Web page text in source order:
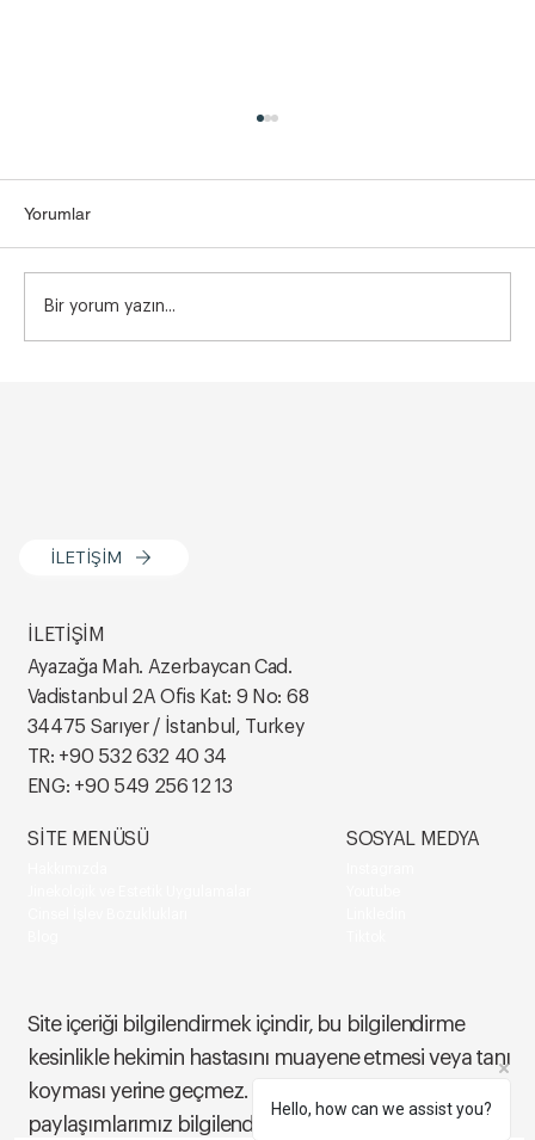
Yorumlar
Bir yorum yazın...
İLETİŞİM
Ayazağa Mah. Azerbaycan Cad.
Vadistanbul 2A Ofis Kat: 9 No: 68
34475 Sarıyer / İstanbul, Turkey
TR: +90 532 632 40 34
ENG: +90 549 256 12 13
İLETİŞİM
SİTE MENÜSÜ SOSYAL MEDYA
Site içeriği bilgilendirmek içindir, bu bilgilendirme
kesinlikle hekimin hastasını muayene etmesi veya tanı
koyması yerine geçmez. Site dışındaki sosyal medya
paylaşımlarımız bilgilendirme amaçlı yapılmaktadır.
Hello, how can we assist you?